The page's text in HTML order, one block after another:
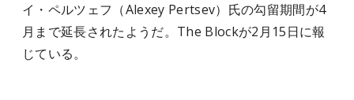
イ・ペルツェフ（Alexey Pertsev）氏の勾留期間が4
月まで延長されたようだ。The Blockが2月15日に報
じている。